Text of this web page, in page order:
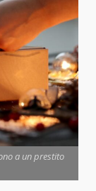
a un prestito